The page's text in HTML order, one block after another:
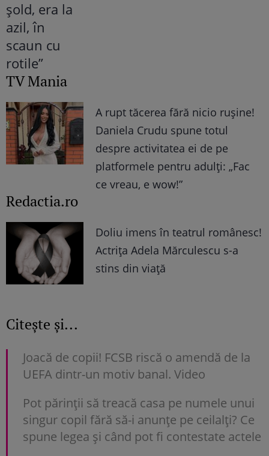
TV Mania
A rupt tăcerea fără nicio rușine!
Daniela Crudu spune totul
despre activitatea ei de pe
platformele pentru adulți: „Fac
ce vreau, e wow!”
Redactia.ro
Doliu imens în teatrul românesc!
Actrița Adela Mărculescu s-a
stins din viață
Citește și...
Joacă de copii! FCSB riscă o amendă de la
UEFA dintr-un motiv banal. Video
Pot părinții să treacă casa pe numele unui
singur copil fără să-i anunțe pe ceilalți? Ce
spune legea și când pot fi contestate actele